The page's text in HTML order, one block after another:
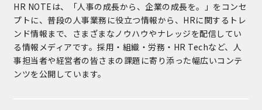
HR NOTEは、「人事の成長から、企業の成長を。」をコンセ
プトに、普段の人事業務に役立つ情報から、HRに関するトレ
ンド情報まで、さまざまなノウハウやナレッジを配信してい
る情報メディアです。採用・組織・労務・HR Techなど、人
事担当者や経営者の皆さまの課題に寄り添った幅広いコンテ
ンツを公開しています。